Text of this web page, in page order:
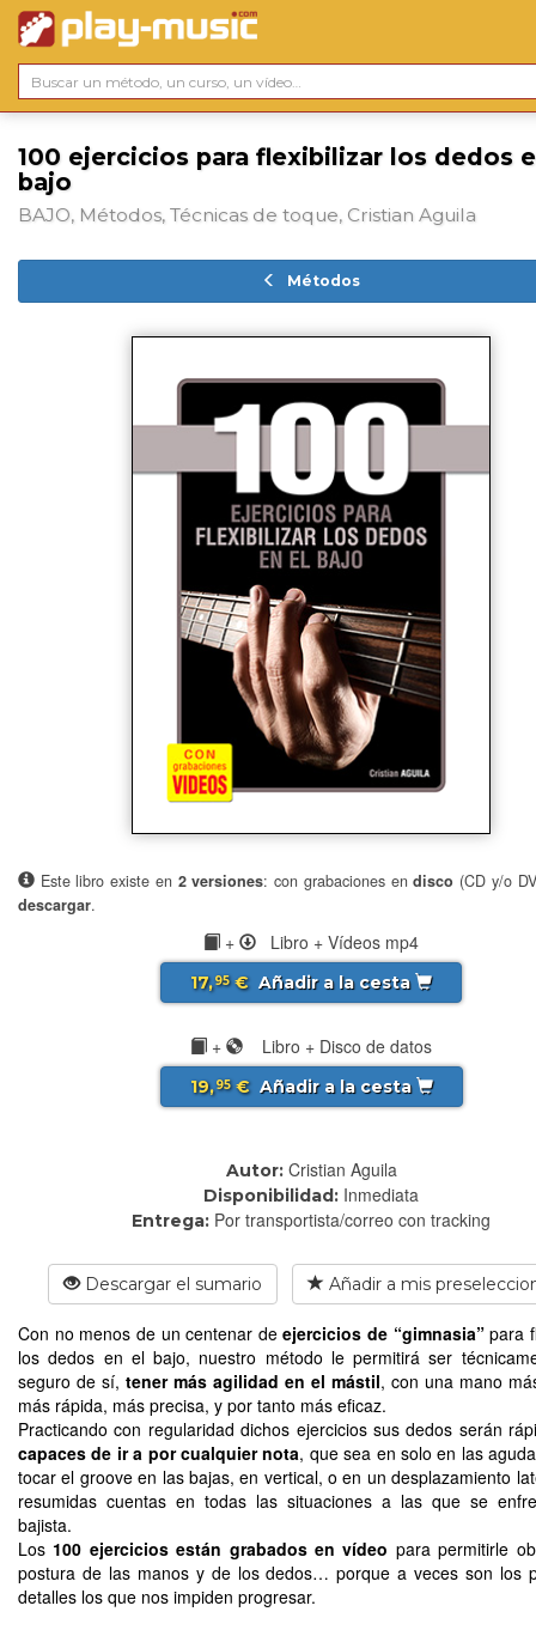
100 ejercicios para flexibilizar los dedos
bajo
BAJO, Métodos, Técnicas de toque, Cristian Aguila
Métodos
Este libro existe en 2 versiones: con grabaciones endisco (CD y/o
descargar.
+ Libro + Vídeos mp4
17,95€ Añadir a la cesta
+ Libro + Disco de datos
19,95€ Añadir a la cesta
Autor: Cristian Aguila
Disponibilidad: Inmediata
Entrega: Por transportista/correo con tracking
Descargar el sumario Añadir a mis
Con no menos de un centenar deejercicios de “gimnasia”para
los dedos en el bajo, nuestro método le permitirá ser
seguro de sí, tener más agilidad en el mástil, con una mano
más rápida, más precisa, y por tanto más eficaz.
Practicando con regularidad dichos ejercicios sus dedos serán
capaces de ir a por cualquier nota, que sea en solo en las
tocar el groove en las bajas, en vertical, o en un desplazamiento
resumidas cuentas en todas las situaciones a las que se
bajista.
Los 100 ejercicios están grabados en vídeo para permitirle
postura de las manos y de los dedos… porque a veces son los
detalles los que nos impiden progresar.